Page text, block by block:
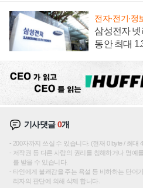
전자·전기·정
삼성전자
동안 최대
기사댓글0개
200자까지 쓰실 수 있습니다. (현재 0 byte / 최대
저작권 등 다른 사람의 권리를 침해하거나 명예
를 받을 수 있습니다.
타인에게 불쾌감을 주는 욕설 등 비하하는 단어
리자의 판단에 의해 삭제 합니다.